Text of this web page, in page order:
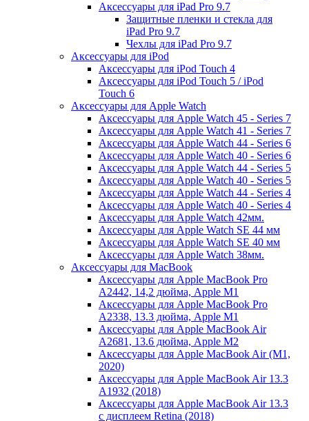
Аксессуары для iPad Pro 9.7
Защитные пленки и стекла для
iPad Pro 9.7
Чехлы для iPad Pro 9.7
Аксессуары для iPod
Аксессуары для iPod Touch 4
Аксессуары для iPod Touch 5 / iPod
Touch 6
Аксессуары для Apple Watch
Аксессуары для Apple Watch 45 - Series 7
Аксессуары для Apple Watch 41 - Series 7
Аксессуары для Apple Watch 44 - Series 6
Аксессуары для Apple Watch 40 - Series 6
Аксессуары для Apple Watch 44 - Series 5
Аксессуары для Apple Watch 40 - Series 5
Аксессуары для Apple Watch 44 - Series 4
Аксессуары для Apple Watch 40 - Series 4
Аксессуары для Apple Watch 42мм.
Аксессуары для Apple Watch SE 44 мм
Аксессуары для Apple Watch SE 40 мм
Аксессуары для Apple Watch 38мм.
Аксессуары для MacBook
Аксессуары для Apple MacBook Pro
A2442, 14,2 дюйма, Apple M1
Аксессуары для Apple MacBook Pro
A2338, 13.3 дюйма, Apple M1
Аксессуары для Apple MacBook Air
A2681, 13.6 дюйма, Apple M2
Аксессуары для Apple MacBook Air (M1,
2020)
Аксессуары для Apple MacBook Air 13.3
A1932 (2018)
Аксессуары для Apple MacBook Air 13.3
с дисплеем Retina (2018)